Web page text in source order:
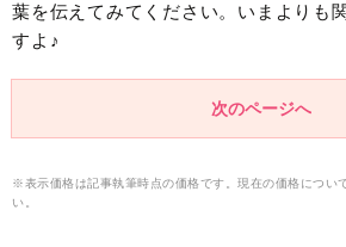
葉を伝えてみてください。いまよりも
すよ♪
次のページへ
※表示価格は記事執筆時点の価格です。現在の価格につい
い。